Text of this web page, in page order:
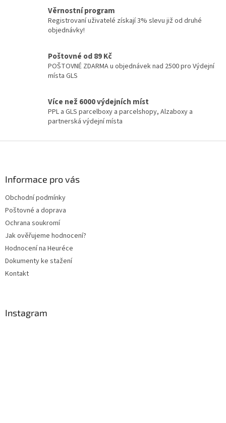
í
p
v
s
u
Věrnostní program
Registrovaní uživatelé získají 3% slevu již od druhé
objednávky!
Poštovné od 89 Kč
POŠTOVNÉ ZDARMA u objednávek nad 2500 pro Výdejní
místa GLS
Více než 6000 výdejních míst
PPL a GLS parcelboxy a parcelshopy, Alzaboxy a
partnerská výdejní místa
Informace pro vás
Obchodní podmínky
Poštovné a doprava
Ochrana soukromí
Jak ověřujeme hodnocení?
Hodnocení na Heuréce
Dokumenty ke stažení
Kontakt
Instagram